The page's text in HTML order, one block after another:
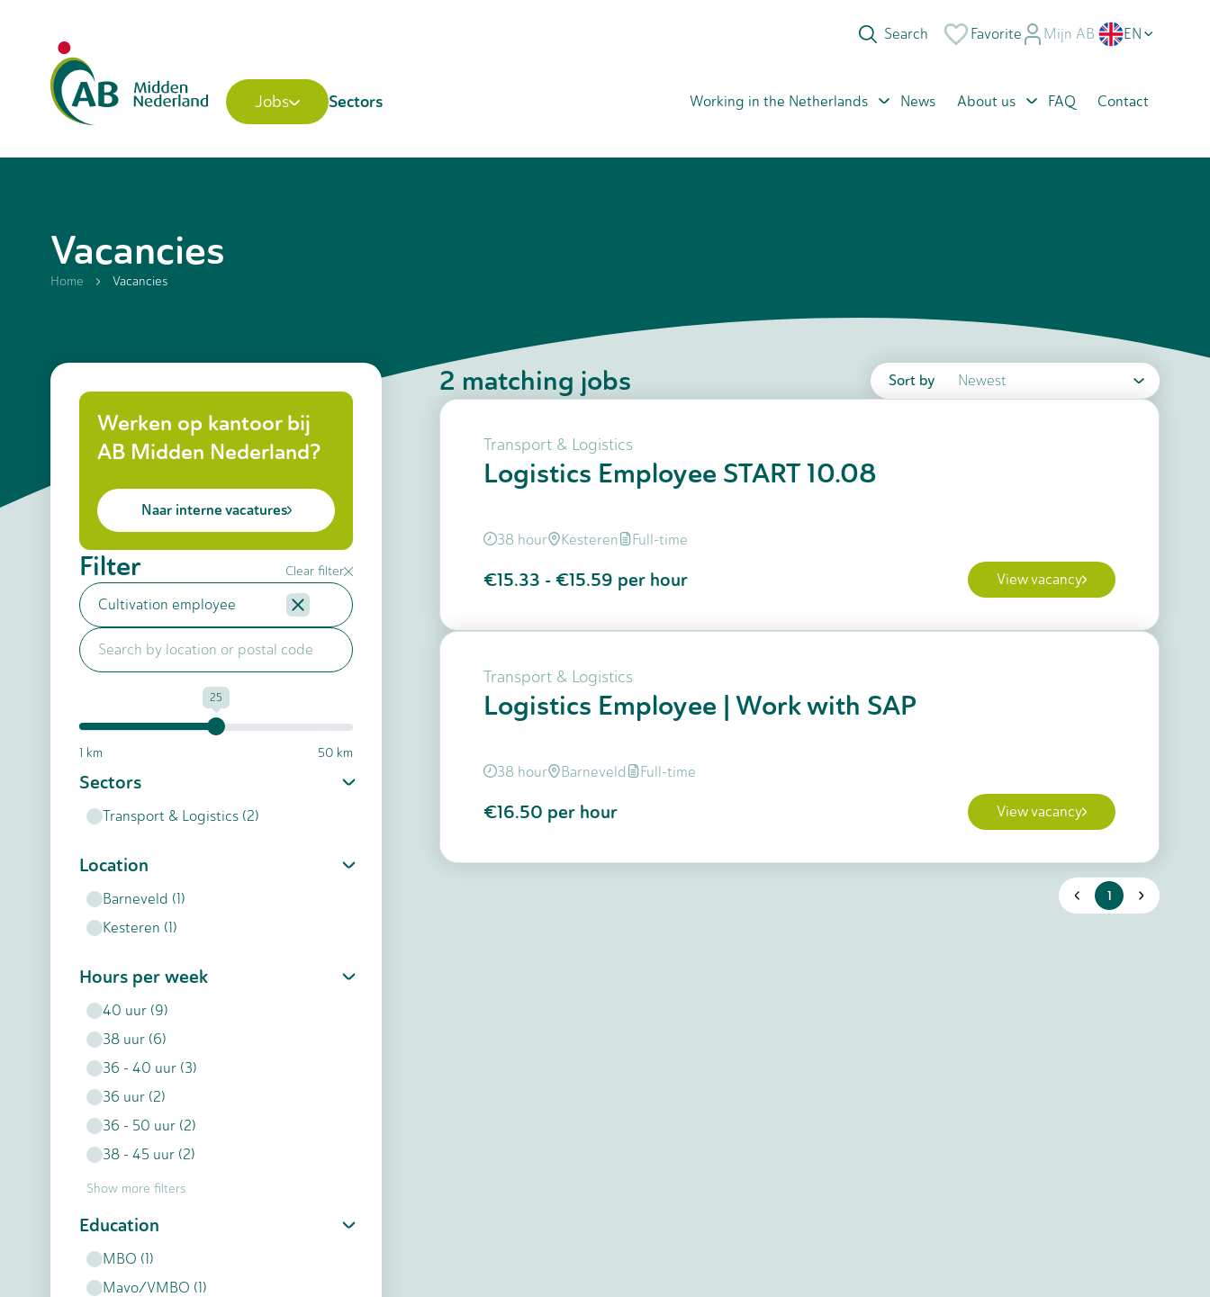
Favorite Mijn AB EN
PL
Jobs Sectors Working in the Netherlands News About us FAQ Contact
Vacancies
Home Vacancies
Werken op kantoor bij
AB Midden Nederland?
Naar interne vacatures
Filter Clear filter
25
1 km 50 km
Sectors
Transport & Logistics (2)
Location
Barneveld (1)
Kesteren (1)
Hours per week
40 uur (9)
38 uur (6)
36 - 40 uur (3)
36 uur (2)
36 - 50 uur (2)
38 - 45 uur (2)
Show more filters
Education
MBO (1)
Mavo/VMBO (1)
2 matching jobs Sort by
Transport & Logistics
Logistics Employee START 10.08
38 hour Kesteren Full-time
€15.33 - €15.59 per hour View vacancy
Transport & Logistics
Logistics Employee | Work with SAP
38 hour Barneveld Full-time
€16.50 per hour View vacancy
1